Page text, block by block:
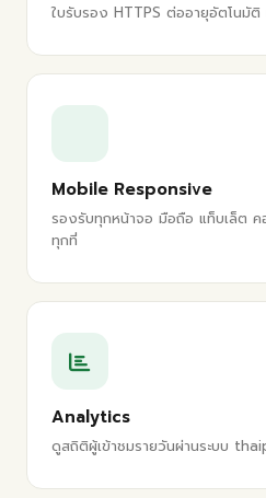
ใบรับรอง HTTPS ต่ออายุอัตโนมั
Mobile Responsive
รองรับทุกหน้าจอ มือถือ แท็บเล็ต ค
ทุกที่
Analytics
ดูสถิติผู้เข้าชมรายวันผ่านระบบ